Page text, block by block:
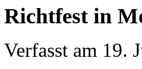
Richtfest in
Verfasst am 19.